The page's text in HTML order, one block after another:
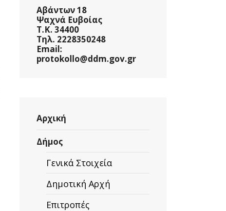
Αβάντων 18
Ψαχνά Ευβοίας
Τ.Κ. 34400
Τηλ. 2228350248
Email:
protokollo@ddm.gov.gr
Αρχική
Δήμος
Γενικά Στοιχεία
Δημοτική Αρχή
Επιτροπές